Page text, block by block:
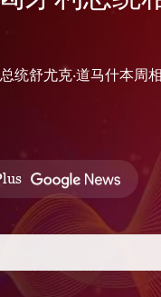
统舒尤克·道马什本